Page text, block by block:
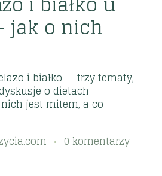
jak o nich
i białko — trzy tematy,
o dietach
jest mitem, a co
0 komentarzy